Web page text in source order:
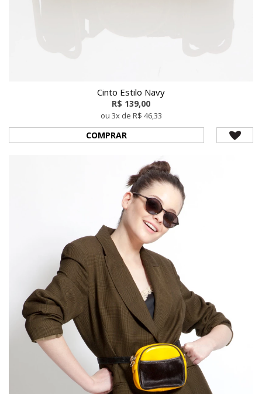
Cinto Estilo Navy
R$ 139,00
ou 3x de R$ 46,33
COMPRAR